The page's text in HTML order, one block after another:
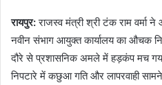
रायपुर:राजस्व मंत्री श्री टंक राम वर्मा
नवीन संभाग आयुक्त कार्यालय का औचक
दौरे से प्रशासनिक अमले में हड़कंप मच
निपटारे में कछुआ गति और लापरवाही